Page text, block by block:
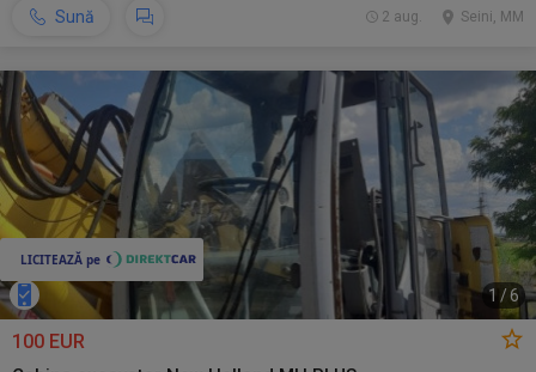
Sună Seini, MM
2 aug.
1 /6
100 EUR